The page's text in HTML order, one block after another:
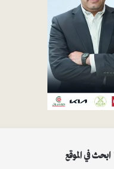
ابحث في الموقع